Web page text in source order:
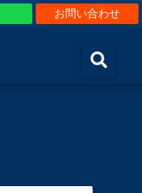
お問い合わせ